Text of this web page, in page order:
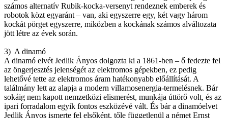
számos alternatív Rubik-kocka-versenyt rendeznek emberek és
robotok közt egyaránt – van, aki egyszerre egy, két vagy három
kockát pörget egyszerre, miközben a kockának számos alváltozata
jött létre az évek során.
3) A dinamó
A dinamó elvét Jedlik Ányos dolgozta ki a 1861-ben – ő fedezte fel
az öngerjesztés jelenségét az elektromos gépekben, ez pedig
lehetővé tette az elektromos áram hatékonyabb előállítását. A
találmány lett az alapja a modern villamosenergia-termelésnek. Bár
sokáig nem kapott nemzetközi elismerést, munkája úttörő volt, és az
ipari forradalom egyik fontos eszközévé vált. És bár a dinamóelvet
Jedlik Ányos ismerte fel elsőként, tőle függetlenül a német Ernst